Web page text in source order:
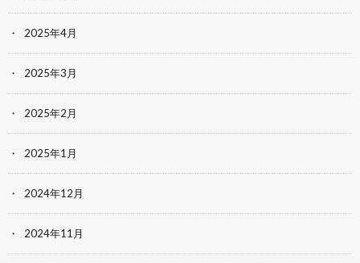
2025年4月
2025年3月
2025年2月
2025年1月
2024年12月
2024年11月